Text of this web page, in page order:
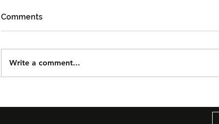
Dijual
Comments
Write a comment...